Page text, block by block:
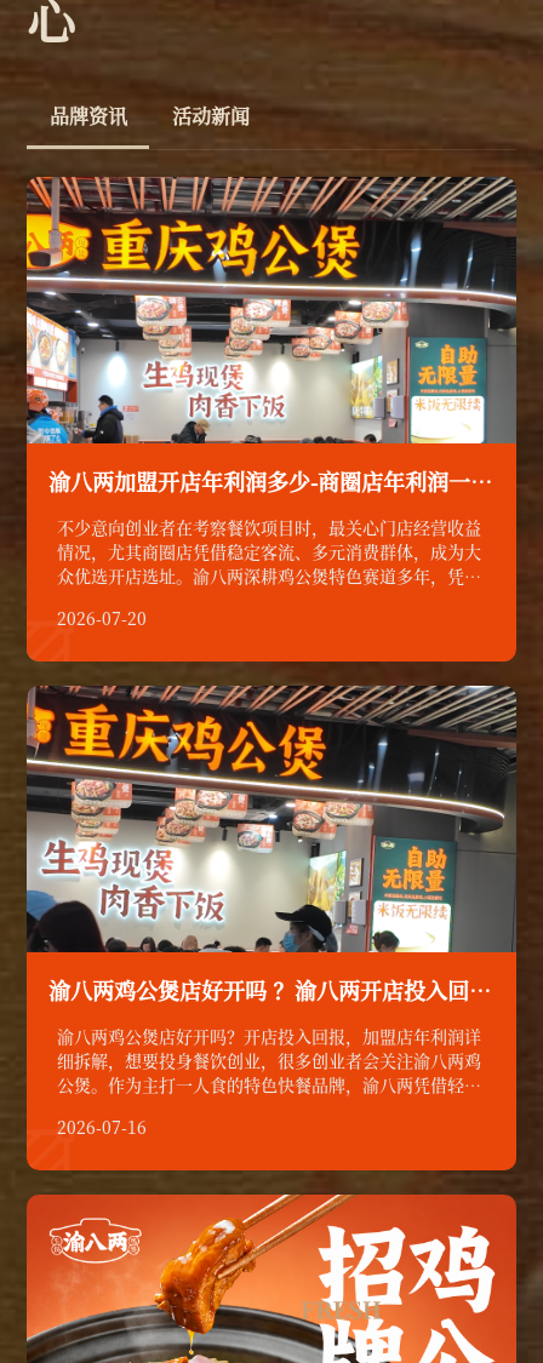
心
品牌资讯 活动新闻
渝八两加盟开店年利润多少-商圈店年利润一目了然-真实门店收益拆解
不少意向创业者在考察餐饮项目时，最关心门店经营收益
情况，尤其商圈店凭借稳定客流、多元消费群体，成为大
众优选开店选址。渝八两深耕鸡公煲特色赛道多年，凭借
经营，今天结合线下真实门店经营现状，直观拆解商圈店
2026-07-20
渝八两鸡公煲店好开吗 ？渝八两开店投入回报，加盟店年利润详细拆解
渝八两鸡公煲店好开吗？开店投入回报，加盟店年利润详
细拆解，想要投身餐饮创业，很多创业者会关注渝八两鸡
公煲。作为主打一人食的特色快餐品牌，渝八两凭借轻量
项目。
2026-07-16